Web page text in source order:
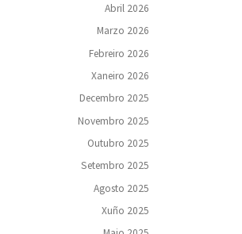
Abril 2026
Marzo 2026
Febreiro 2026
Xaneiro 2026
Decembro 2025
Novembro 2025
Outubro 2025
Setembro 2025
Agosto 2025
Xuño 2025